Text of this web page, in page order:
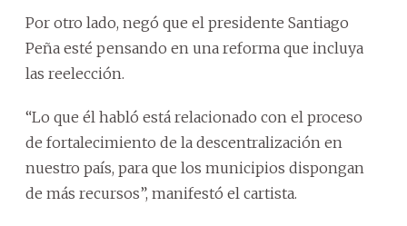
Por otro lado, negó que el presidente Santiago
Peña esté pensando en una reforma que incluya
las reelección.
“Lo que él habló está relacionado con el proceso
de fortalecimiento de la descentralización en
nuestro país, para que los municipios dispongan
de más recursos”, manifestó el cartista.